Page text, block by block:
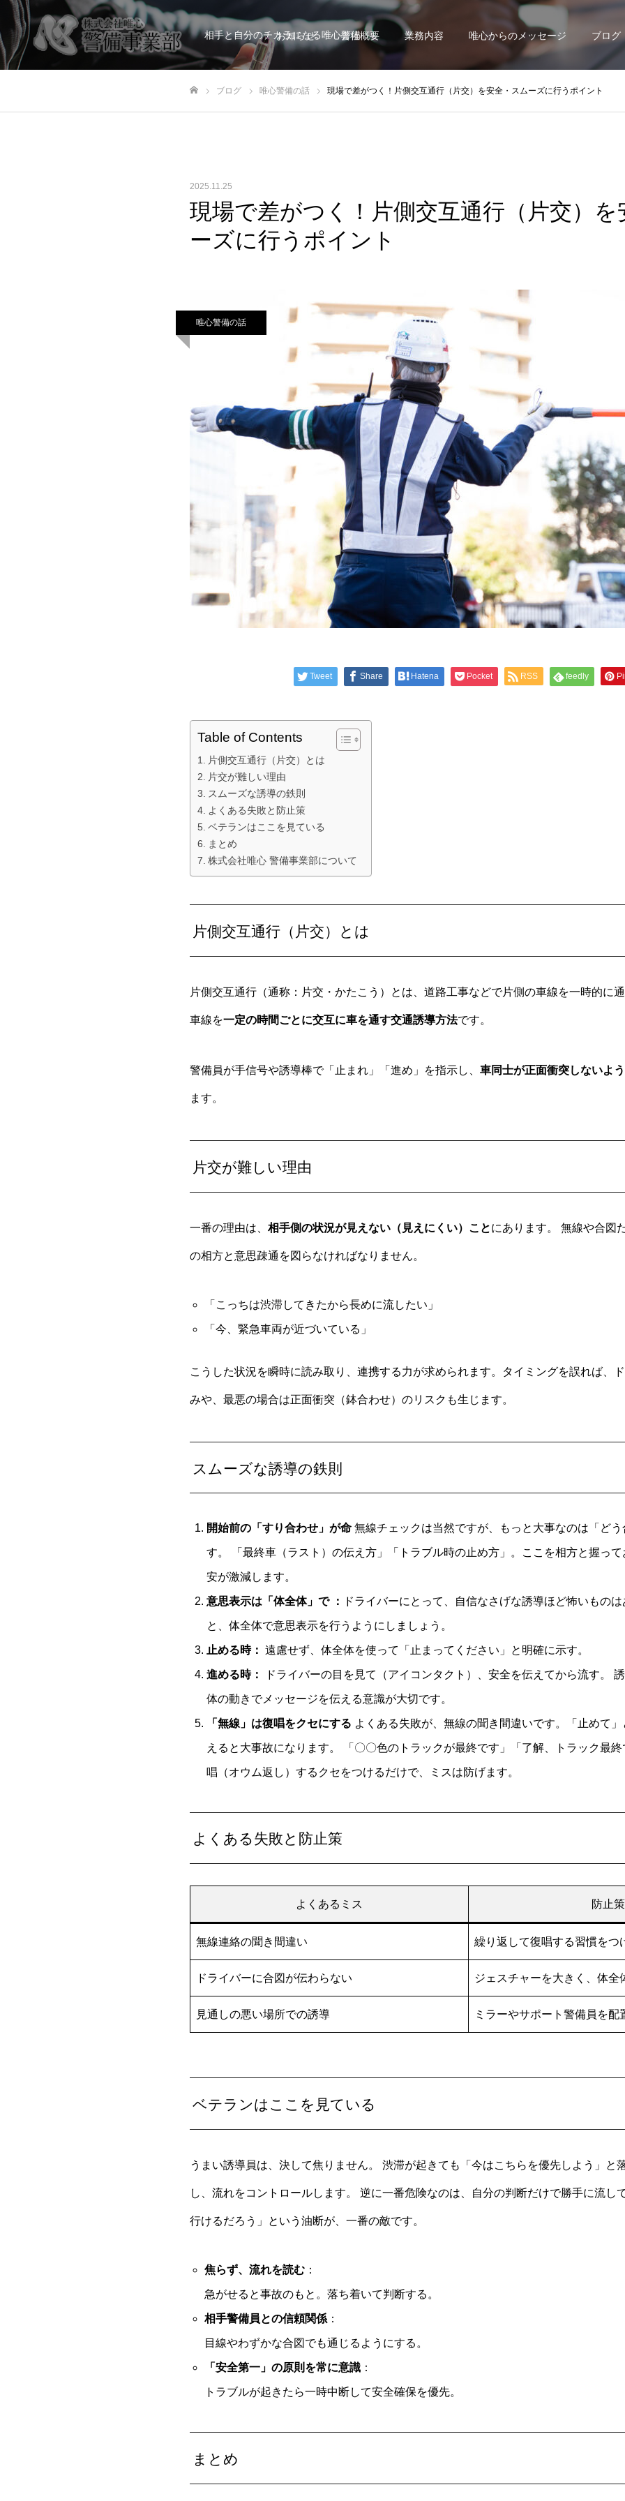
相手と自分のチカラになる唯心警備
お知らせ 会社概要 業務内容 唯心からのメッセージ ブログ
ブログ 唯心警備の話 現場で差がつく！片側交互通行（片交）を安全・スムーズに行うポイント
2025.11.25
現場で差がつく！片側交互通行（片交）を
ーズに行うポイント
唯心警備の話
Tweet Share Hatena Pocket RSS feedly
Table of Contents
片側交互通行（片交）とは
片交が難しい理由
スムーズな誘導の鉄則
よくある失敗と防止策
ベテランはここを見ている
まとめ
株式会社唯心 警備事業部について
片側交互通行（片交）とは
片側交互通行（通称：片交・かたこう）とは、道路工事などで片側の車線を一時的に
車線を一定の時間ごとに交互に車を通す交通誘導方法です。
警備員が手信号や誘導棒で「止まれ」「進め」を指示し、 車同士が正面衝突しないよ
ます。
片交が難しい理由
一番の理由は、 相手側の状況が見えない（見えにくい）ことにあります。 無線や合図
の相方と意思疎通を図らなければなりません。
「こっちは渋滞してきたから長めに流したい」
「今、緊急車両が近づいている」
こうした状況を瞬時に読み取り、連携する力が求められます。タイミングを誤れば、
みや、最悪の場合は正面衝突（鉢合わせ）のリスクも生じます。
スムーズな誘導の鉄則
開始前の「すり合わせ」が命 無線チェックは当然ですが、もっと大事なのは「ど
す。 「最終車（ラスト）の伝え方」「トラブル時の止め方」。ここを相方と握っ
安が激減します。
意思表示は「体全体」で ： ドライバーにとって、自信なさげな誘導ほど怖いもの
と、体全体で意思表示を行うようにしましょう。
止める時： 遠慮せず、体全体を使って「止まってください」と明確に示す。
進める時： ドライバーの目を見て（アイコンタクト）、安全を伝えてから流す。
体の動きでメッセージを伝える意識が大切です。
「無線」は復唱をクセにする よくある失敗が、無線の聞き間違いです。「止めて
えると大事故になります。 「〇〇色のトラックが最終です」「了解、トラック最
唱（オウム返し）するクセをつけるだけで、ミスは防げます。
よくある失敗と防止策
よくあるミス 防止策
無線連絡の聞き間違い 繰り返して復唱する習慣をつ
ドライバーに合図が伝わらない ジェスチャーを大きく、体全
見通しの悪い場所での誘導 ミラーやサポート警備員を配
ベテランはここを見ている
うまい誘導員は、決して焦りません。 渋滞が起きても「今はこちらを優先しよう」と
し、流れをコントロールします。 逆に一番危険なのは、自分の判断だけで勝手に流し
行けるだろう」という油断が、一番の敵です。
焦らず、流れを読む：
急がせると事故のもと。落ち着いて判断する。
相手警備員との信頼関係：
目線やわずかな合図でも通じるようにする。
「安全第一」の原則を常に意識：
トラブルが起きたら一時中断して安全確保を優先。
まとめ